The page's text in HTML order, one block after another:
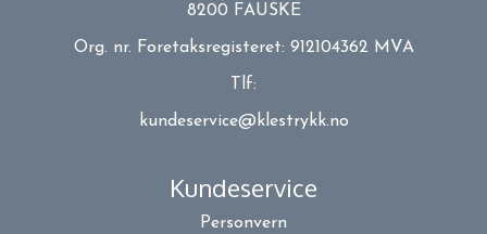
8200 FAUSKE
Org. nr. Foretaksregisteret: 912104362 MVA
Tlf:
kundeservice@klestrykk.no
Kundeservice
Personvern